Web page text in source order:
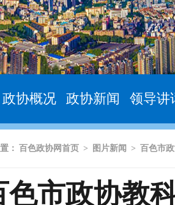
政协概况 政协新闻 领导讲
： 百色政协网首页 > 图片新闻 > 百色市
色市政协教